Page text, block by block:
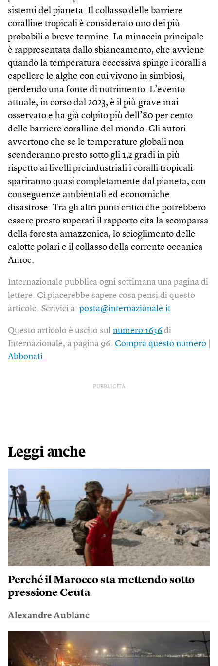
sistemi del pianeta. Il collasso delle barriere
coralline tropicali è considerato uno dei più
probabili a breve termine. La minaccia principale
è rappresentata dallo sbiancamento, che avviene
quando la temperatura eccessiva spinge i coralli a
espellere le alghe con cui vivono in simbiosi,
perdendo una fonte di nutrimento. L’evento
attuale, in corso dal 2023, è il più grave mai
osservato e ha già colpito più dell’80 per cento
delle barriere coralline del mondo. Gli autori
avvertono che se le temperature globali non
scenderanno presto sotto gli 1,2 gradi in più
rispetto ai livelli preindustriali i coralli tropicali
spariranno quasi completamente dal pianeta, con
conseguenze ambientali ed economiche
disastrose. Tra gli altri punti critici che potrebbero
essere presto superati il rapporto cita la scomparsa
della foresta amazzonica, lo scioglimento delle
calotte polari e il collasso della corrente oceanica
Amoc.
Internazionale pubblica ogni settimana una pagina di
lettere. Ci piacerebbe sapere cosa pensi di questo
articolo. Scrivici a: posta@internazionale.it
Questo articolo è uscito sul numero 1636 di
Internazionale, a pagina 96. Compra questo numero
Abbonati
PUBBLICITÀ
Leggi anche
Perché il Marocco sta mettendo sotto
pressione Ceuta
Alexandre Aublanc